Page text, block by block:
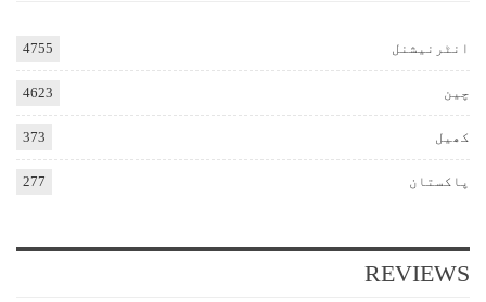
انٹرنیشنل 4755
چین 4623
کھیل 373
پاکستان 277
REVIEWS